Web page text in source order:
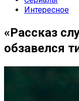
Интересное
«Рассказ
обзавелся